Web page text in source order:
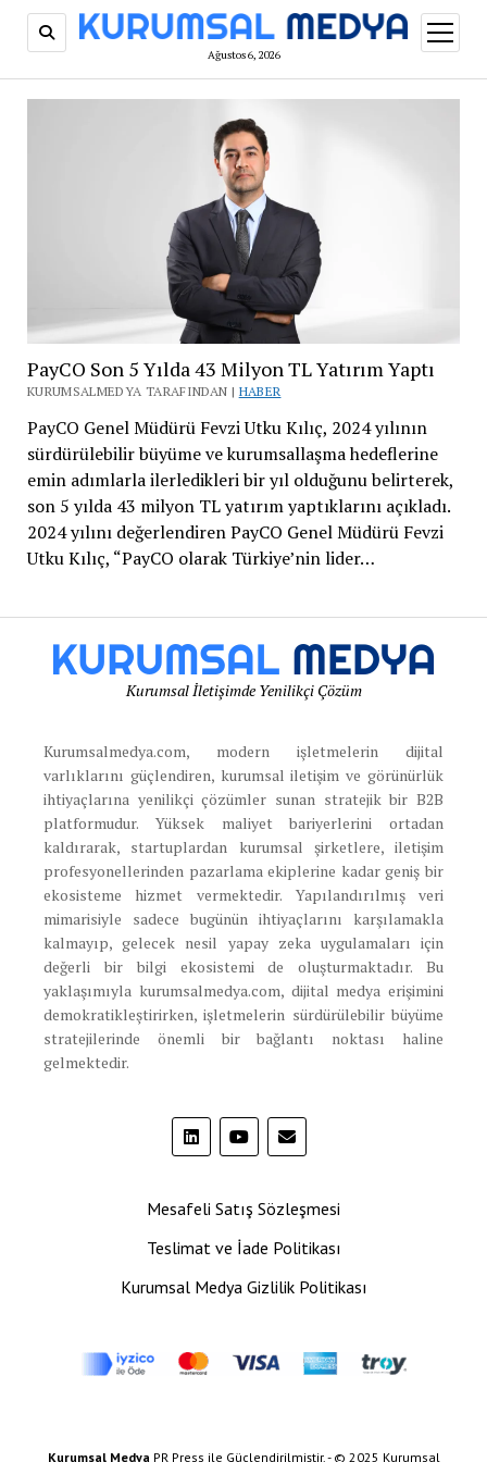
Ağustos 6, 2026
aç
PayCO Son 5 Yılda 43 Milyon TL Yatırım Yaptı
KURUMSALMEDYA TARAFINDAN | HABER
PayCO Genel Müdürü Fevzi Utku Kılıç, 2024 yılının
sürdürülebilir büyüme ve kurumsallaşma hedeflerine
emin adımlarla ilerledikleri bir yıl olduğunu belirterek,
son 5 yılda 43 milyon TL yatırım yaptıklarını açıkladı.
2024 yılını değerlendiren PayCO Genel Müdürü Fevzi
Utku Kılıç, “PayCO olarak Türkiye’nin lider…
Kurumsal İletişimde Yenilikçi Çözüm
Kurumsalmedya.com, modern işletmelerin dijital
varlıklarını güçlendiren, kurumsal iletişim ve görünürlük
ihtiyaçlarına yenilikçi çözümler sunan stratejik bir B2B
platformudur. Yüksek maliyet bariyerlerini ortadan
kaldırarak, startuplardan kurumsal şirketlere, iletişim
profesyonellerinden pazarlama ekiplerine kadar geniş bir
ekosisteme hizmet vermektedir. Yapılandırılmış veri
mimarisiyle sadece bugünün ihtiyaçlarını karşılamakla
kalmayıp, gelecek nesil yapay zeka uygulamaları için
değerli bir bilgi ekosistemi de oluşturmaktadır. Bu
yaklaşımıyla kurumsalmedya.com, dijital medya erişimini
demokratikleştirirken, işletmelerin sürdürülebilir büyüme
stratejilerinde önemli bir bağlantı noktası haline
gelmektedir.
Mesafeli Satış Sözleşmesi
Teslimat ve İade Politikası
Kurumsal Medya Gizlilik Politikası
Kurumsal Medya PR Press ile Güçlendirilmiştir. - © 2025 Kurumsal